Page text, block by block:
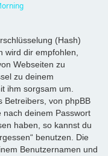
(Hash)
wird dir empfohlen,
Webseiten zu
zu deinem
ihm sorgsam um.
Betreibers, von phpBB
nach deinem Passwort
haben, so kannst du
benutzen. Die
Benutzernamen und